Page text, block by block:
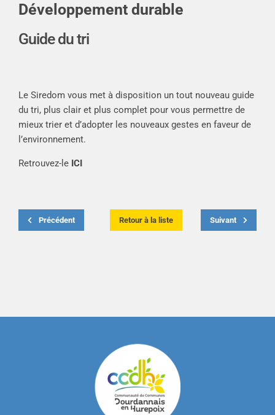
Développement durable
Guide du tri
Le Siredom vous met à disposition un tout nouveau guide
du tri, plus clair et plus complet pour vous permettre de
mieux trier et d’adopter les nouveaux gestes en faveur de
l’environnement.
Retrouvez-le ICI
Précédent Retour à la liste Suivant